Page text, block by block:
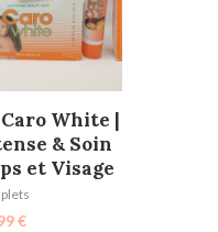
White |
& Soin
et Visage
€